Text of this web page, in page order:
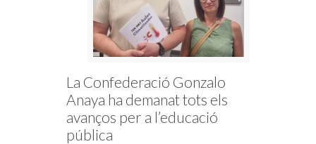
La Confederació Gonzalo
Anaya ha demanat tots els
avanços per a l’educació
pública